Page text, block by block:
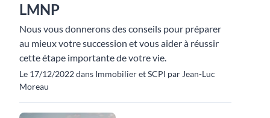
LMNP
Nous vous donnerons des conseils pour préparer
au mieux votre succession et vous aider à réussir
cette étape importante de votre vie.
Le 17/12/2022 dans Immobilier et SCPI par Jean-Luc
Moreau